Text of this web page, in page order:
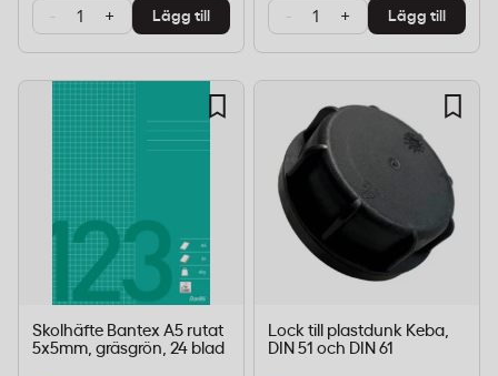
- + Lägg till - + Lägg till
Skolhäfte Bantex A5 rutat
5x5mm, gräsgrön, 24 blad
Lock till plastdunk Keba,
DIN 51 och DIN 61